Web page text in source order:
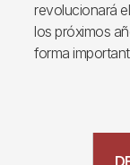
revolucionará
los próximos
forma